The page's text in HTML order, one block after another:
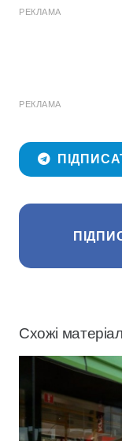
РЕКЛАМА
РЕКЛАМА
Схожі